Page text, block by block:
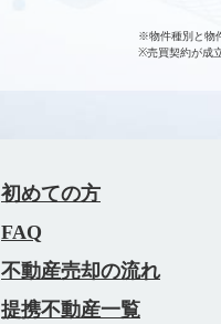
※物件種別と物
※売買契約が成
初めての方
FAQ
不動産売却の流れ
提携不動産一覧